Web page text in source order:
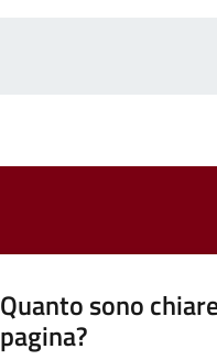
Quanto sono
pagina?